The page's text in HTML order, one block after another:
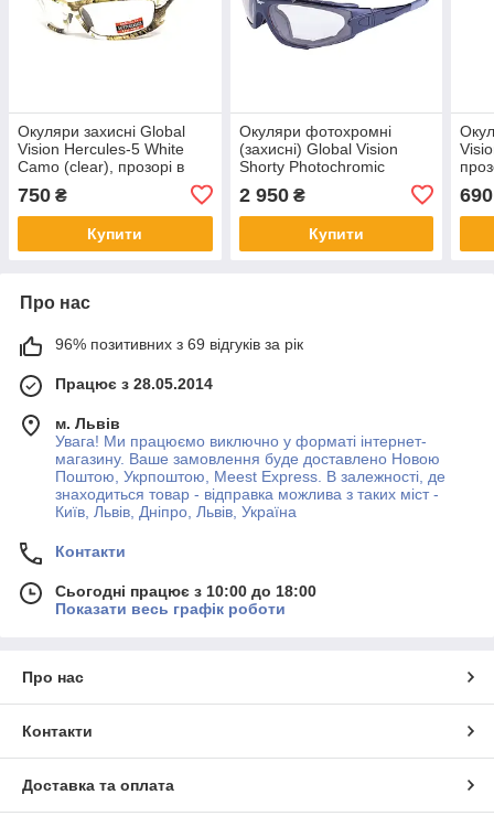
Окуляри захисні Global
Vision Hercules-5 White
Camo (clear), прозорі в
750 ₴
Купити
Окуляри фотохромні
(захисні) Global Vision
Shorty Photochromic
фотохромні прозорі ***
2 950₴
Купити
690
Про нас
96% позитивних з 69 відгуків за рік
Працює з 28.05.2014
м. Львів
Увага! Ми працюємо виключно у форматі інтернет-
магазину. Ваше замовлення буде доставлено Новою
Поштою, Укрпоштою, Meest Express. В залежності, де
знаходиться товар - відправка можлива з таких міст -
Київ, Львів, Дніпро, Львів, Україна
Контакти
Сьогодні працює з 10:00 до 18:00
Показати весь графік роботи
Про нас
Контакти
Доставка та оплата